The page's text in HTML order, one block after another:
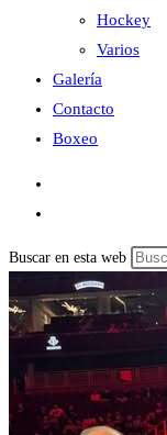
Hockey
Varios
Galería
Contacto
Boxeo
Buscar en esta web